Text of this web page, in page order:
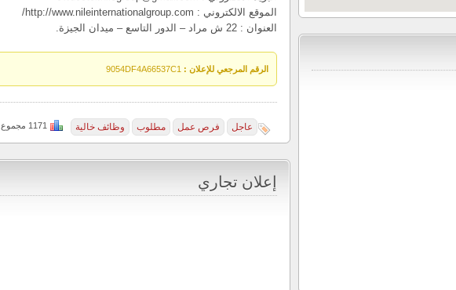
الموقع الالكتروني : http://www.nileinternationalgroup.com/
العنوان : 22 ش مراد – الدور التاسع – ميدان الجيزة.
الرقم المرجعي للإعلان :
عاجل فرص عمل مطلوب وظائف خالية 1171 مجموع المشاهدات, 0 اليوم
إعلان تجاري